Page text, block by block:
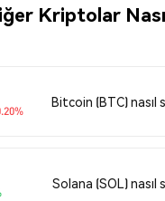
Kriptolar
Bitcoin (BTC) nasıl
Solana (SOL) nasıl